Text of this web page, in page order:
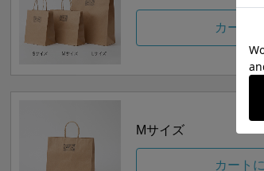
カート
Mサイズ
カート